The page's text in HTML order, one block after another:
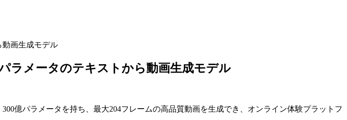
動画生成モデル
ラメータのテキストから動画生成モデル
億パラメータを持ち、最大204フレームの高品質動画を生成でき、オンライン体験プラットフ